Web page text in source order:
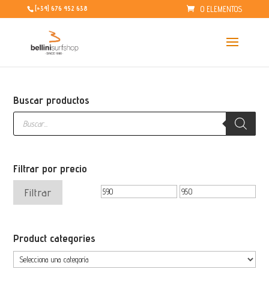
[+34] 676 452 638 0 ELEMENTOS
Buscar productos
Búsqueda
productos
Filtrar por precio
Precio
Precio
Filtrar
Product categories